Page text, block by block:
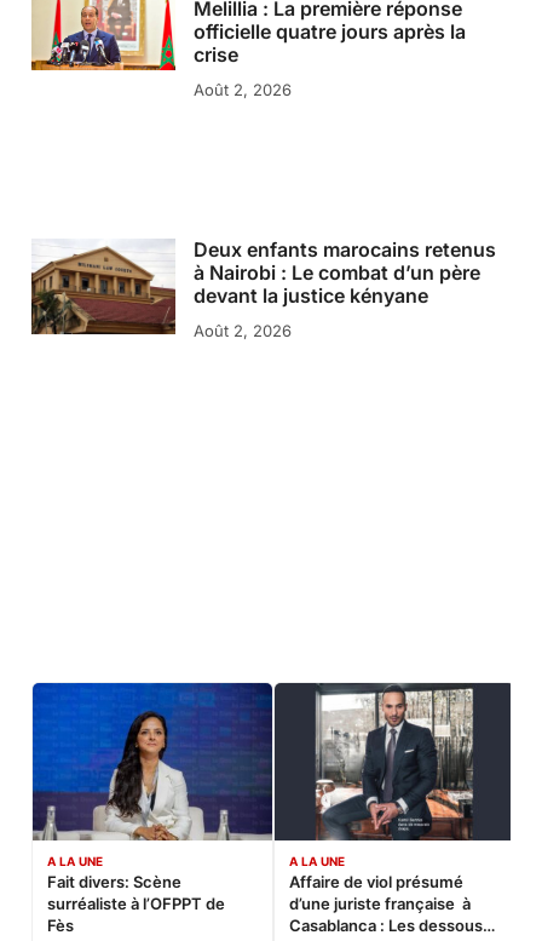
Melillia : La première réponse
officielle quatre jours après la
crise
Août 2, 2026
Deux enfants marocains retenus
à Nairobi : Le combat d’un père
devant la justice kényane
Août 2, 2026
A LA UNE
Fait divers: Scène
surréaliste à l’OFPPT de
Fès
A LA UNE
Affaire de viol présumé
d’une juriste française à
Casablanca : Les dessous